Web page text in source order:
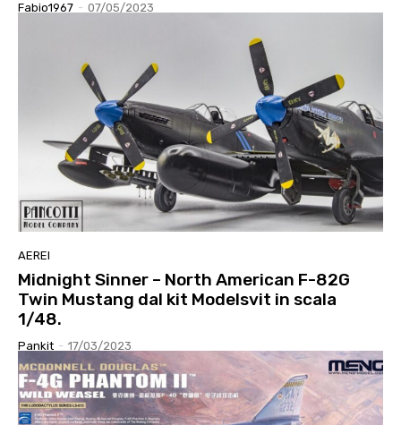
Fabio1967 - 07/05/2023
AEREI
Midnight Sinner – North American F-82G
Twin Mustang dal kit Modelsvit in scala
1/48.
Pankit - 17/03/2023